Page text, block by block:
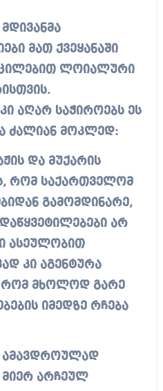
მათ ქვეყანაში
ლოიალური
აღარ საჭიროებს ეს
ძალიან მოკლედ:
და მუქარის
რომ საქართველომ
გამომდინარე,
არ
ასეულობით
კი აგენტურა
რომ მხოლოდ გარე
იმედზე რჩება
ამავდროულად
მიერ არჩეულ